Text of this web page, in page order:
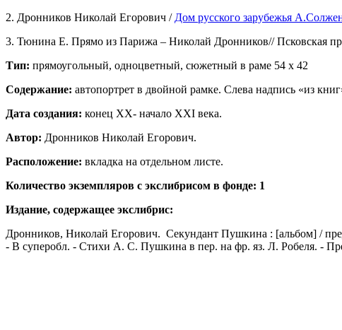
2. Дронников Николай Егорович / Дом русского зарубежья
3. Тюнина Е. Прямо из Парижа – Николай Дронников// Псковская
Тип: прямоугольный, одноцветный, сюжетный в раме 54 х 42
Содержание: автопортрет в двойной рамке. Слева надпись «из
Дата создания: конец ХХ- начало XXI века.
Автор: Дронников Николай Егорович.
Расположение: вкладка на отдельном листе.
Количество экземпляров с экслибрисом в фонде: 1
Издание, содержащее экслибрис:
Дронников, Николай Егорович. Секундант Пушкина : [альбом] /
- В суперобл. - Стихи А. С. Пушкина в пер. на фр. яз. Л. Робеля. -